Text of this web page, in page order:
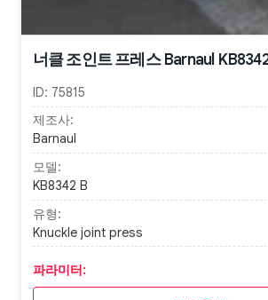
너클 조인트 프레스 Barnaul
ID: 75815
제조사:
Barnaul
모델:
KB8342 B
유형:
Knuckle joint press
파라미터: